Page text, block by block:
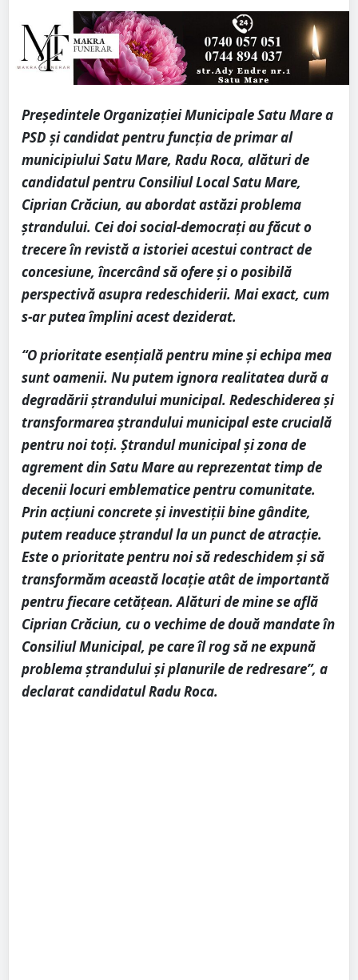
Președintele Organizației Municipale Satu Mare a
PSD și candidat pentru funcția de primar al
municipiului Satu Mare, Radu Roca, alături de
candidatul pentru Consiliul Local Satu Mare,
Ciprian Crăciun, au abordat astăzi problema
ștrandului. Cei doi social-democrați au făcut o
trecere în revistă a istoriei acestui contract de
concesiune, încercând să ofere și o posibilă
perspectivă asupra redeschiderii. Mai exact, cum
s-ar putea împlini acest deziderat.
“O prioritate esențială pentru mine și echipa mea
sunt oamenii. Nu putem ignora realitatea dură a
degradării ștrandului municipal. Redeschiderea și
transformarea ștrandului municipal este crucială
pentru noi toți. Ștrandul municipal și zona de
agrement din Satu Mare au reprezentat timp de
decenii locuri emblematice pentru comunitate.
Prin acțiuni concrete și investiții bine gândite,
putem readuce ștrandul la un punct de atracție.
Este o prioritate pentru noi să redeschidem și să
transformăm această locație atât de importantă
pentru fiecare cetățean. Alături de mine se află
Ciprian Crăciun, cu o vechime de două mandate în
Consiliul Municipal, pe care îl rog să ne expună
problema ștrandului și planurile de redresare”, a
declarat candidatul Radu Roca.